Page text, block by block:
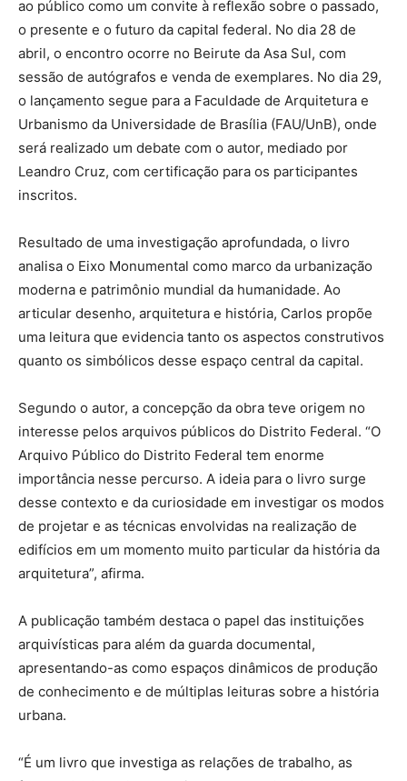
ao público como um convite à reflexão sobre o passado,
o presente e o futuro da capital federal. No dia 28 de
abril, o encontro ocorre no Beirute da Asa Sul, com
sessão de autógrafos e venda de exemplares. No dia 29,
o lançamento segue para a Faculdade de Arquitetura e
Urbanismo da Universidade de Brasília (FAU/UnB), onde
será realizado um debate com o autor, mediado por
Leandro Cruz, com certificação para os participantes
inscritos.
Resultado de uma investigação aprofundada, o livro
analisa o Eixo Monumental como marco da urbanização
moderna e patrimônio mundial da humanidade. Ao
articular desenho, arquitetura e história, Carlos propõe
uma leitura que evidencia tanto os aspectos construtivos
quanto os simbólicos desse espaço central da capital.
Segundo o autor, a concepção da obra teve origem no
interesse pelos arquivos públicos do Distrito Federal. “O
Arquivo Público do Distrito Federal tem enorme
importância nesse percurso. A ideia para o livro surge
desse contexto e da curiosidade em investigar os modos
de projetar e as técnicas envolvidas na realização de
edifícios em um momento muito particular da história da
arquitetura”, afirma.
A publicação também destaca o papel das instituições
arquivísticas para além da guarda documental,
apresentando-as como espaços dinâmicos de produção
de conhecimento e de múltiplas leituras sobre a história
urbana.
“É um livro que investiga as relações de trabalho, as